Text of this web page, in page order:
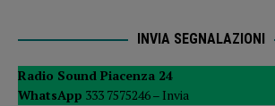
INVIA SEGNALAZIONI
Radio Sound Piacenza 24
WhatsApp 333 7575246 – Invia